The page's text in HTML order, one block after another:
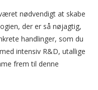
nødvendigt at skabe
der er så nøjagtig,
handlinger, som du
intensiv R&D, utallige
frem til denne